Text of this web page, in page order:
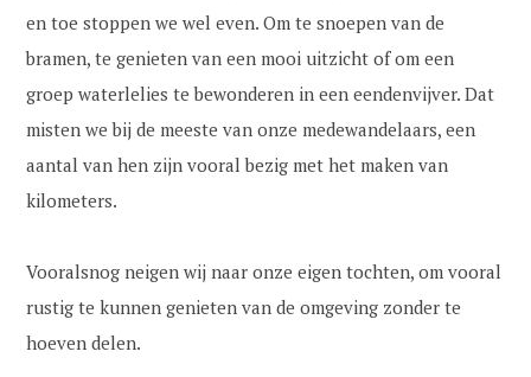
en toe stoppen we wel even. Om te snoepen van de
bramen, te genieten van een mooi uitzicht of om een
groep waterlelies te bewonderen in een eendenvijver. Dat
misten we bij de meeste van onze medewandelaars, een
aantal van hen zijn vooral bezig met het maken van
kilometers.
Vooralsnog neigen wij naar onze eigen tochten, om vooral
rustig te kunnen genieten van de omgeving zonder te
hoeven delen.